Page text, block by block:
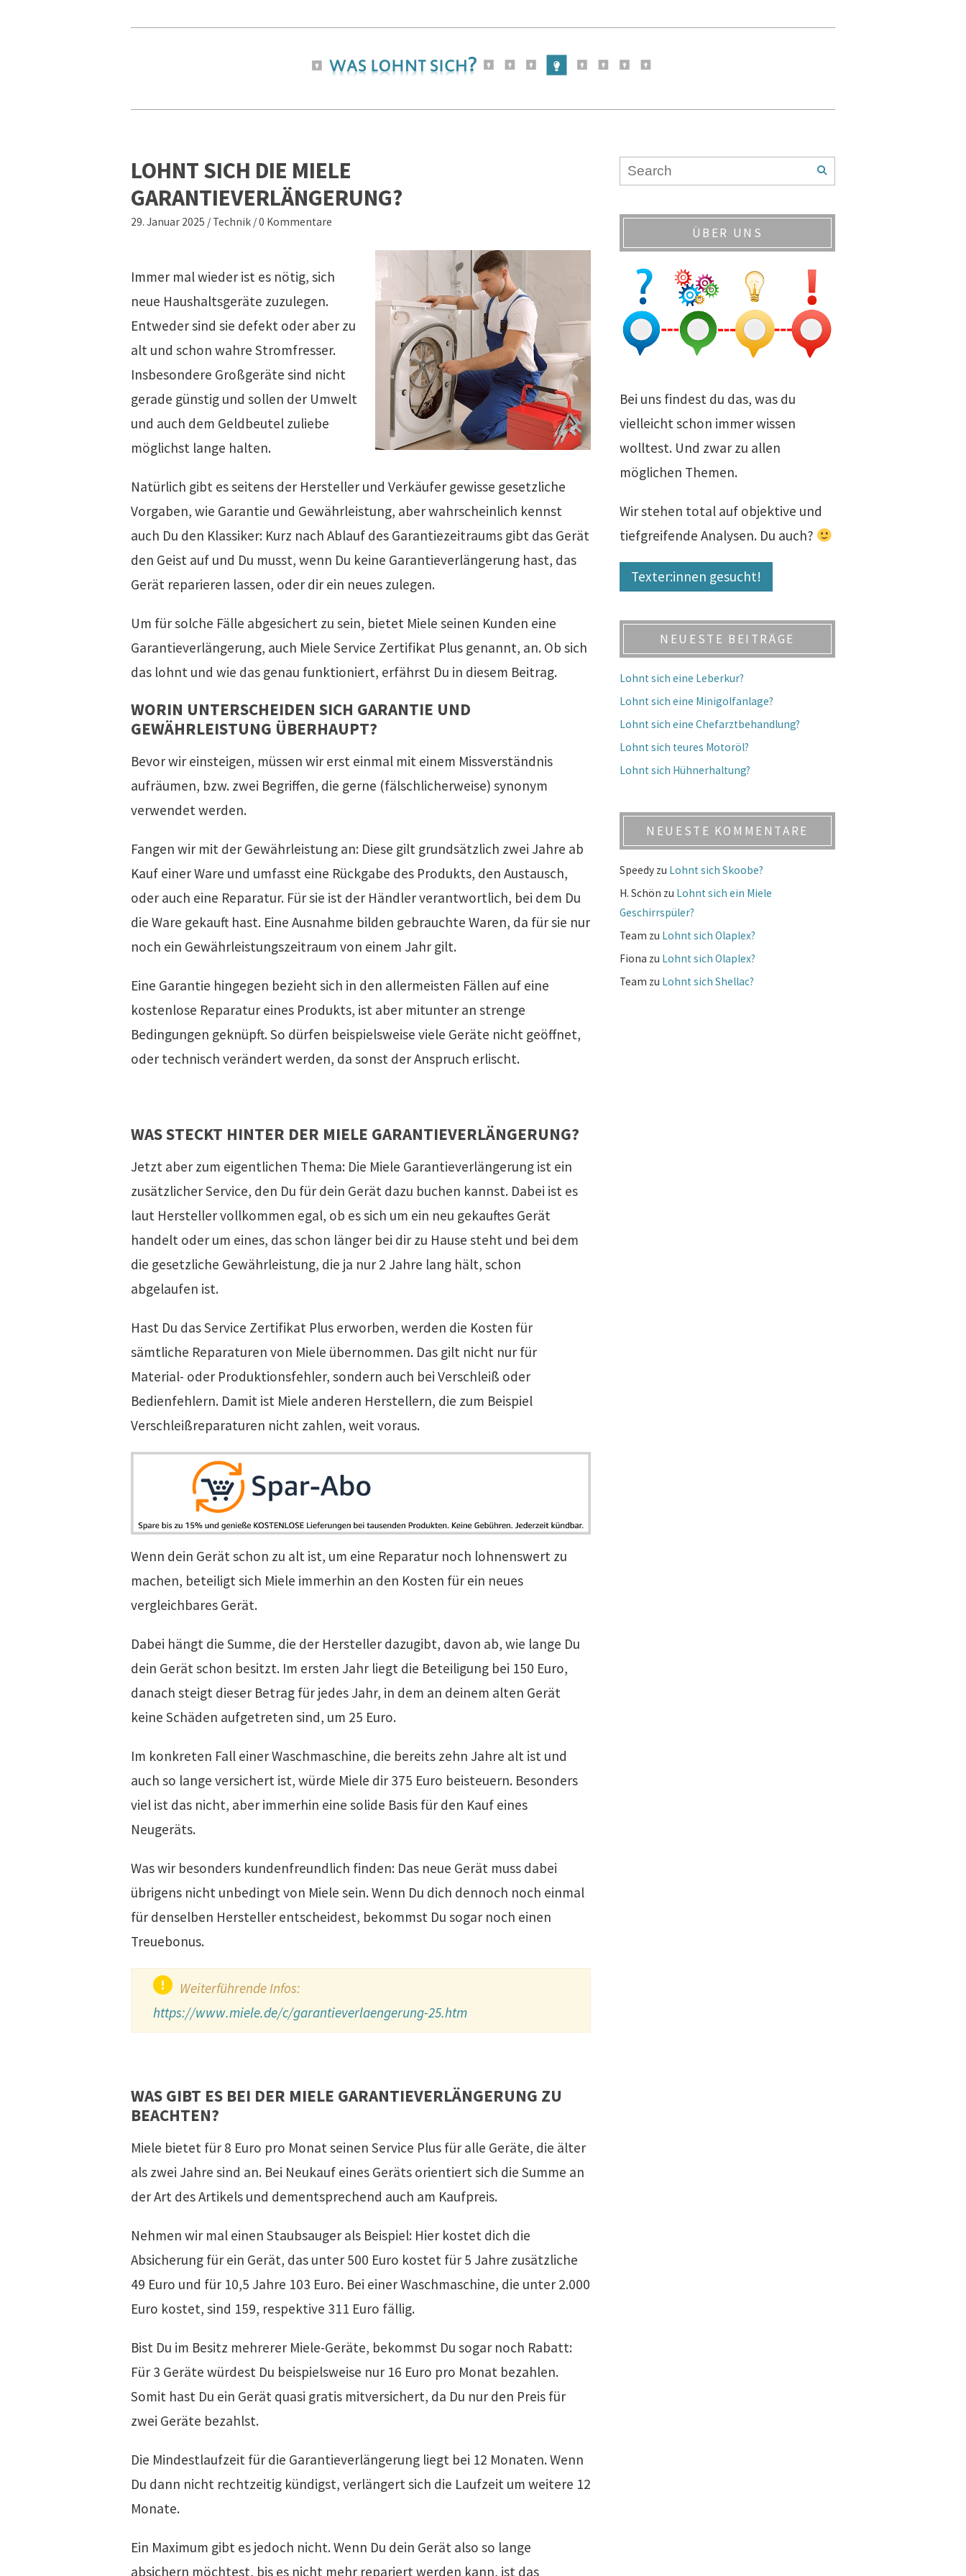
LOHNT SICH DIE MIELE
GARANTIEVERLÄNGERUNG?
29. Januar 2025 / Technik /0 Kommentare
Immer mal wieder ist es nötig, sich
neue Haushaltsgeräte zuzulegen.
Entweder sind sie defekt oder aber zu
alt und schon wahre Stromfresser.
Insbesondere Großgeräte sind nicht
gerade günstig und sollen der Umwelt
und auch dem Geldbeutel zuliebe
möglichst lange halten.
Natürlich gibt es seitens der Hersteller und Verkäufer gewisse gesetzliche
Vorgaben, wie Garantie und Gewährleistung, aber wahrscheinlich kennst
auch Du den Klassiker: Kurz nach Ablauf des Garantiezeitraums gibt das Gerät
den Geist auf und Du musst, wenn Du keine Garantieverlängerung hast, das
Gerät reparieren lassen, oder dir ein neues zulegen.
Um für solche Fälle abgesichert zu sein, bietet Miele seinen Kunden eine
Garantieverlängerung, auch Miele Service Zertifikat Plus genannt, an. Ob sich
das lohnt und wie das genau funktioniert, erfährst Du in diesem Beitrag.
WORIN UNTERSCHEIDEN SICH GARANTIE UND
GEWÄHRLEISTUNG ÜBERHAUPT?
Bevor wir einsteigen, müssen wir erst einmal mit einem Missverständnis
aufräumen, bzw. zwei Begriffen, die gerne (fälschlicherweise) synonym
verwendet werden.
Fangen wir mit der Gewährleistung an: Diese gilt grundsätzlich zwei Jahre ab
Kauf einer Ware und umfasst eine Rückgabe des Produkts, den Austausch,
oder auch eine Reparatur. Für sie ist der Händler verantwortlich, bei dem Du
die Ware gekauft hast. Eine Ausnahme bilden gebrauchte Waren, da für sie nur
noch ein Gewährleistungszeitraum von einem Jahr gilt.
Eine Garantie hingegen bezieht sich in den allermeisten Fällen auf eine
kostenlose Reparatur eines Produkts, ist aber mitunter an strenge
Bedingungen geknüpft. So dürfen beispielsweise viele Geräte nicht geöffnet,
oder technisch verändert werden, da sonst der Anspruch erlischt.
WAS STECKT HINTER DER MIELE GARANTIEVERLÄNGERUNG?
Jetzt aber zum eigentlichen Thema: Die Miele Garantieverlängerung ist ein
zusätzlicher Service, den Du für dein Gerät dazu buchen kannst. Dabei ist es
laut Hersteller vollkommen egal, ob es sich um ein neu gekauftes Gerät
handelt oder um eines, das schon länger bei dir zu Hause steht und bei dem
die gesetzliche Gewährleistung, die ja nur 2 Jahre lang hält, schon
abgelaufen ist.
Hast Du das Service Zertifikat Plus erworben, werden die Kosten für
sämtliche Reparaturen von Miele übernommen. Das gilt nicht nur für
Material- oder Produktionsfehler, sondern auch bei Verschleiß oder
Bedienfehlern. Damit ist Miele anderen Herstellern, die zum Beispiel
Verschleißreparaturen nicht zahlen, weit voraus.
Wenn dein Gerät schon zu alt ist, um eine Reparatur noch lohnenswert zu
machen, beteiligt sich Miele immerhin an den Kosten für ein neues
vergleichbares Gerät.
Dabei hängt die Summe, die der Hersteller dazugibt, davon ab, wie lange Du
dein Gerät schon besitzt. Im ersten Jahr liegt die Beteiligung bei 150 Euro,
danach steigt dieser Betrag für jedes Jahr, in dem an deinem alten Gerät
keine Schäden aufgetreten sind, um 25 Euro.
Im konkreten Fall einer Waschmaschine, die bereits zehn Jahre alt ist und
auch so lange versichert ist, würde Miele dir 375 Euro beisteuern. Besonders
viel ist das nicht, aber immerhin eine solide Basis für den Kauf eines
Neugeräts.
Was wir besonders kundenfreundlich finden: Das neue Gerät muss dabei
übrigens nicht unbedingt von Miele sein. Wenn Du dich dennoch noch einmal
für denselben Hersteller entscheidest, bekommst Du sogar noch einen
Treuebonus.
Weiterführende Infos:
https://www.miele.de/c/garantieverlaengerung-25.htm
WAS GIBT ES BEI DER MIELE GARANTIEVERLÄNGERUNG ZU
BEACHTEN?
Miele bietet für 8 Euro pro Monat seinen Service Plus für alle Geräte, die älter
als zwei Jahre sind an. Bei Neukauf eines Geräts orientiert sich die Summe an
der Art des Artikels und dementsprechend auch am Kaufpreis.
Nehmen wir mal einen Staubsauger als Beispiel: Hier kostet dich die
Absicherung für ein Gerät, das unter 500 Euro kostet für 5 Jahre zusätzliche
49 Euro und für 10,5 Jahre 103 Euro. Bei einer Waschmaschine, die unter 2.000
Euro kostet, sind 159, respektive 311 Euro fällig.
Bist Du im Besitz mehrerer Miele-Geräte, bekommst Du sogar noch Rabatt:
Für 3 Geräte würdest Du beispielsweise nur 16 Euro pro Monat bezahlen.
Somit hast Du ein Gerät quasi gratis mitversichert, da Du nur den Preis für
zwei Geräte bezahlst.
Die Mindestlaufzeit für die Garantieverlängerung liegt bei 12 Monaten. Wenn
Du dann nicht rechtzeitig kündigst, verlängert sich die Laufzeit um weitere 12
Monate.
Ein Maximum gibt es jedoch nicht. Wenn Du dein Gerät also so lange
absichern möchtest, bis es nicht mehr repariert werden kann, ist das
ÜBER UNS
Bei uns findest du das, was du
vielleicht schon immer wissen
wolltest. Und zwar zu allen
möglichen Themen.
Wir stehen total auf objektive und
tiefgreifende Analysen. Du auch?
Texter:innen gesucht!
NEUESTE BEITRÄGE
Lohnt sich eine Leberkur?
Lohnt sich eine Minigolfanlage?
Lohnt sich eine Chefarztbehandlung?
Lohnt sich teures Motoröl?
Lohnt sich Hühnerhaltung?
NEUESTE KOMMENTARE
Speedy zu Lohnt sich Skoobe?
H. Schön zu Lohnt sich ein Miele
Geschirrspüler?
Team zu Lohnt sich Olaplex?
Fiona zu Lohnt sich Olaplex?
Team zu Lohnt sich Shellac?